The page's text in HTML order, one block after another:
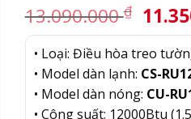
13.090.000₫ Giá
gốc
là:
• Loại: Điều hòa treo
• Model dàn lạnh: CS-
• Model dàn nóng: CU-
• Công suất: 12000Btu